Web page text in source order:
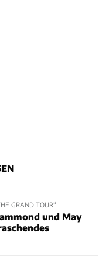
GRAND TOUR“
und May